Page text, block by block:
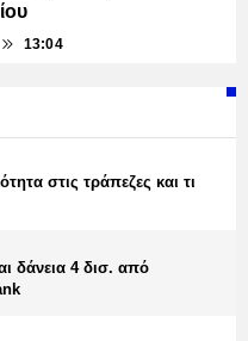
13:04
στις τράπεζες και τι
δάνεια 4 δισ. από